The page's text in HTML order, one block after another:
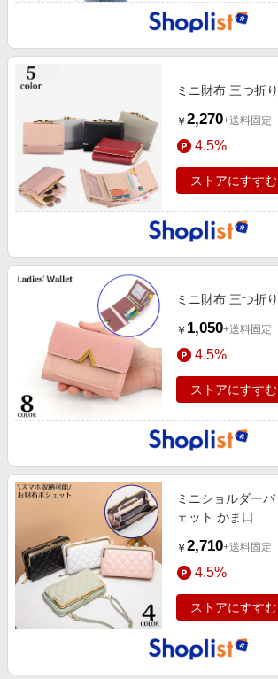
ミニ財布 三つ折
￥ 2,270+送料固定
4.5%
ストアにすすむ
ミニ財布 三つ折
￥ 1,050+送料固定
4.5%
ストアにすすむ
ミニショルダー
ェット がま口
￥ 2,710+送料固定
4.5%
ストアにすすむ